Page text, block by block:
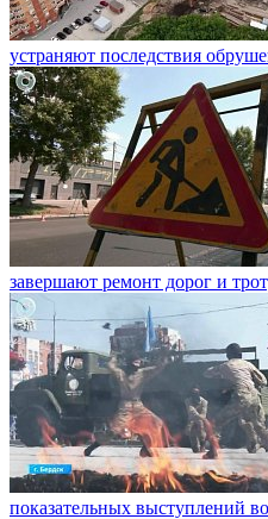
устраняют последствия
завершают ремонт дорог и
показательных выступлений